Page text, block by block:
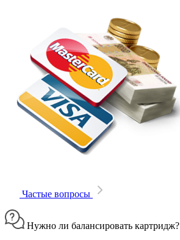
Частые вопросы
Нужно ли балансировать картридж?